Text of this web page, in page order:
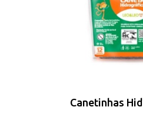
Canetinhas